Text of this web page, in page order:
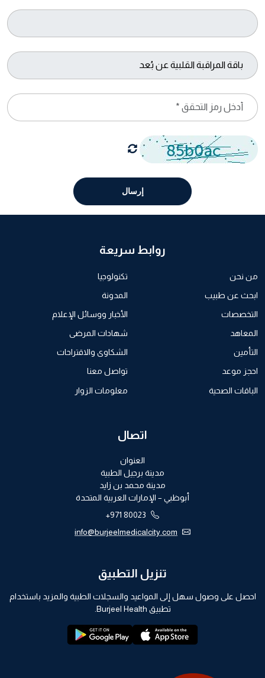
إرسال
روابط سريعة
من نحن
ابحث عن طبيب
التخصصات
المعاهد
التأمين
احجز موعد
الباقات الصحية
تكنولوجيا
المدونة
الأخبار ووسائل الإعلام
شهادات المرضى
الشكاوى والاقتراحات
تواصل معنا
معلومات الزوار
اتصال
العنوان
مدينة برجيل الطبية
مدينة محمد بن زايد
أبوظبي – الإمارات العربية المتحدة
+971 80023
info@burjeelmedicalcity.com
تنزيل التطبيق
احصل على وصول سهل إلى المواعيد والسجلات الطبية والمزيد باستخدام
تطبيق Burjeel Health.
appstore:
playstore: